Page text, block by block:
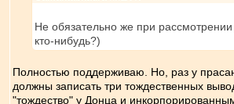
Не обязательно же при
кто-нибудь?)
Полностью поддерживаю. Но, раз у
должны записать три тождественных
"тождество" у Донца и